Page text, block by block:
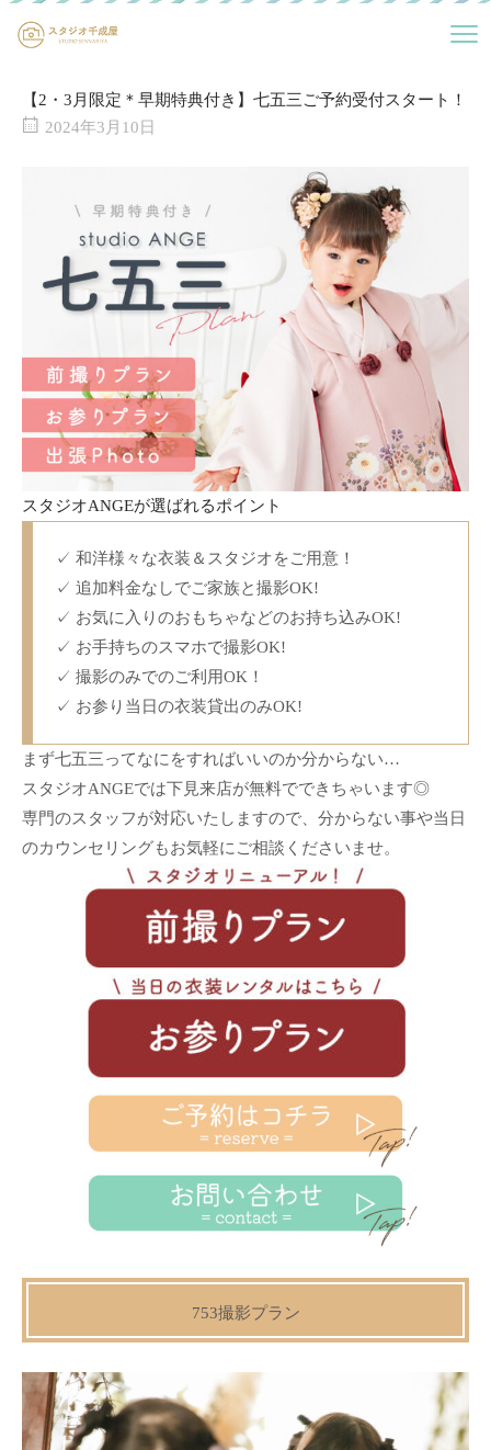
【2・3月限定＊早期特典付き】七五三ご予約受付スタート！
2024年3月10日
スタジオANGEが選ばれるポイント
✓ 和洋様々な衣装＆スタジオをご用意！
✓ 追加料金なしでご家族と撮影OK!
✓ お気に入りのおもちゃなどのお持ち込みOK!
✓ お手持ちのスマホで撮影OK!
✓ 撮影のみでのご利用OK！
✓ お参り当日の衣装貸出のみOK!
まず七五三ってなにをすればいいのか分からない…
スタジオANGEでは下見来店が無料でできちゃいます◎
専門のスタッフが対応いたしますので、分からない事や当日
のカウンセリングもお気軽にご相談くださいませ。
753撮影プラン